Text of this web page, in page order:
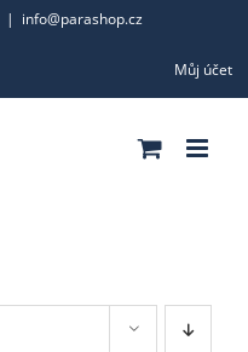
| info@parashop.cz
Můj účet